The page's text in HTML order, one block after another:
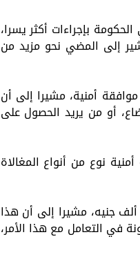
بإجراءات أكثر يسرا،
إلى المضي نحو مزيد من
أمنية، مشيرا إلى أن
أو من يريد الحصول على
على موافقة أمنية نوع من أنواع المغالاة
وأوضح النائب أن من بين الإشكاليات كذلك الرسوم المقررة والتي تصل لنحو 100 ألف جنيه، مشيرا إلى أن هذا
في التعامل مع هذا الأمر،